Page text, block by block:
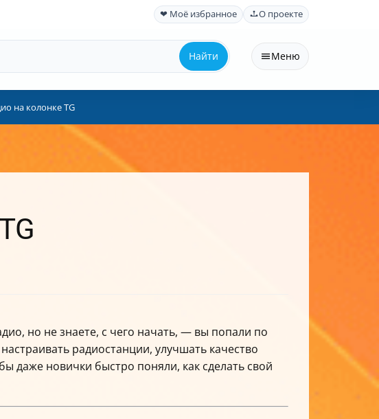
❤ Моё избранное О проекте
Найти Меню
на колонке TG
но не знаете, с чего начать, — вы попали по
радиостанции, улучшать качество
новички быстро поняли, как сделать свой